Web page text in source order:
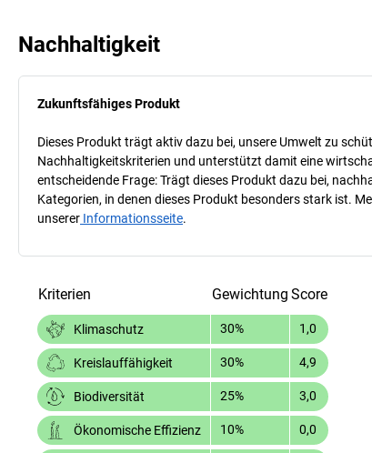
Nachhaltigkeit
Zukunftsfähiges Produkt
Dieses Produkt trägt aktiv dazu bei, unsere Umwelt zu
Nachhaltigkeitskriterien und unterstützt damit eine
entscheidende Frage: Trägt dieses Produkt dazu bei,
Kategorien, in denen dieses Produkt besonders stark ist.
unserer Informationsseite.
Kriterien Gewichtung Score
Klimaschutz 30% 1,0
Kreislauffähigkeit 30% 4,9
Biodiversität 25% 3,0
Ökonomische Effizienz 10% 0,0